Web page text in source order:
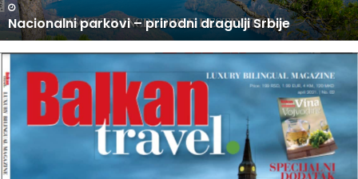
N
O
V
I
B
R
O
J
B
A
L
U PRODAJI NOVI BROJ BALKAN TRAVEL MAGAZINA